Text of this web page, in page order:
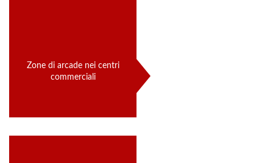
Zone di arcade nei centri
commerciali